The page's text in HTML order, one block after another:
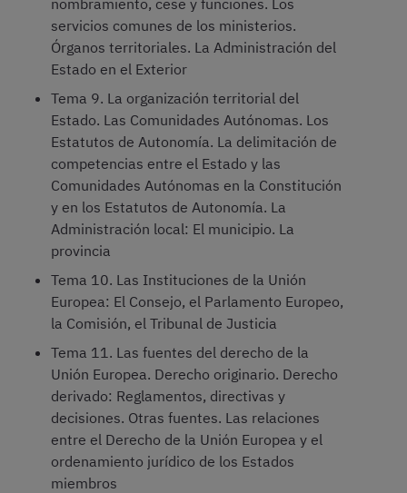
servicios comunes de los ministerios.
Órganos territoriales. La Administración del
Estado en el Exterior
Tema 9. La organización territorial del
Estado. Las Comunidades Autónomas. Los
Estatutos de Autonomía. La delimitación de
competencias entre el Estado y las
Comunidades Autónomas en la Constitución
y en los Estatutos de Autonomía. La
Administración local: El municipio. La
provincia
Tema 10. Las Instituciones de la Unión
Europea: El Consejo, el Parlamento Europeo,
la Comisión, el Tribunal de Justicia
Tema 11. Las fuentes del derecho de la
Unión Europea. Derecho originario. Derecho
derivado: Reglamentos, directivas y
decisiones. Otras fuentes. Las relaciones
entre el Derecho de la Unión Europea y el
ordenamiento jurídico de los Estados
miembros